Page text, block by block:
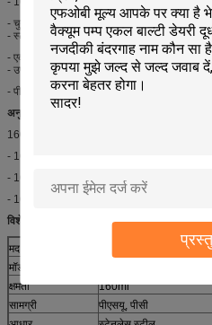
- चुनने के लिए 3 मॉडल
- स्टेनलेस स्टील के आधार और प्लास्टिक का आधार
- एक साल की वारंटी और तकनीकी समर्थन
- उपलब्ध वाल्व बंद स्वत: बंद
- पीएसयू और पीसी सामग्री कवर
अनुप्रयोगों:
160 सीसी / 160 मिलीलीटर दुग्ध नली बड़े बोर
- 160 सीसी / 160 मिलीलीटर दुग्ध नली दूध ट्यूब और
- 160 सीसी / 160 मिलीलीटर दुग्ध पंजा गाय स्वत:
- 160 सीसी / 160 मिलीलीटर दुग्ध पंजा दुल्हन पार्लर
विशेष विवरण:
मद
मॉडल संख्या
क्षमता
160ml
सामग्री
पीएसयू, पीसी